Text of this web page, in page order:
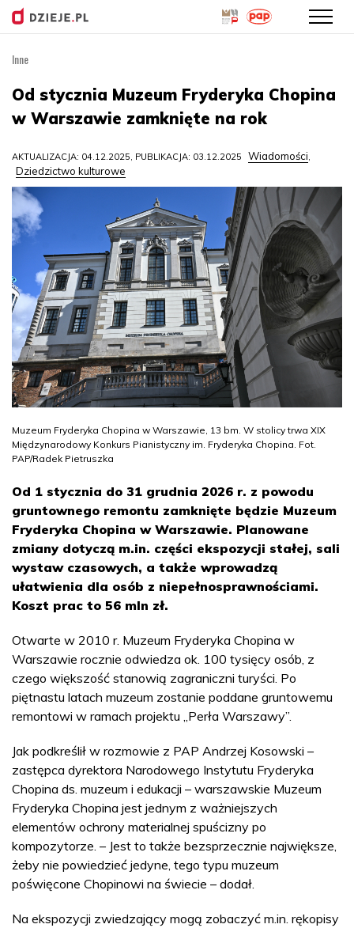
treści
Inne
Od stycznia Muzeum Fryderyka Chopina
w Warszawie zamknięte na rok
AKTUALIZACJA: 04.12.2025, PUBLIKACJA: 03.12.2025 Wiadomości,
Dziedzictwo kulturowe
Muzeum Fryderyka Chopina w Warszawie, 13 bm. W stolicy trwa XIX
Międzynarodowy Konkurs Pianistyczny im. Fryderyka Chopina. Fot.
PAP/Radek Pietruszka
Od 1 stycznia do 31 grudnia 2026 r. z powodu
gruntownego remontu zamknięte będzie Muzeum
Fryderyka Chopina w Warszawie. Planowane
zmiany dotyczą m.in. części ekspozycji stałej, sali
wystaw czasowych, a także wprowadzą
ułatwienia dla osób z niepełnosprawnościami.
Koszt prac to 56 mln zł.
Otwarte w 2010 r. Muzeum Fryderyka Chopina w
Warszawie rocznie odwiedza ok. 100 tysięcy osób, z
czego większość stanowią zagraniczni turyści. Po
piętnastu latach muzeum zostanie poddane gruntowemu
remontowi w ramach projektu „Perła Warszawy”.
Jak podkreślił w rozmowie z PAP Andrzej Kosowski –
zastępca dyrektora Narodowego Instytutu Fryderyka
Chopina ds. muzeum i edukacji – warszawskie Muzeum
Fryderyka Chopina jest jednym z ważniejszych
elementów ochrony materialnej spuścizny po
kompozytorze. – Jest to także bezsprzecznie największe,
żeby nie powiedzieć jedyne, tego typu muzeum
poświęcone Chopinowi na świecie – dodał.
Na ekspozycji zwiedzający mogą zobaczyć m.in. rękopisy